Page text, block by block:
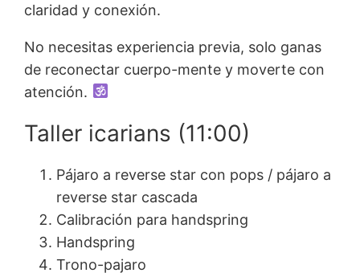
claridad y conexión.
No necesitas experiencia previa, solo ganas
de reconectar cuerpo-mente y moverte con
atención.
Taller icarians (11:00)
Pájaro a reverse star con pops / pájaro a
reverse star cascada
Calibración para handspring
Handspring
Trono-pajaro